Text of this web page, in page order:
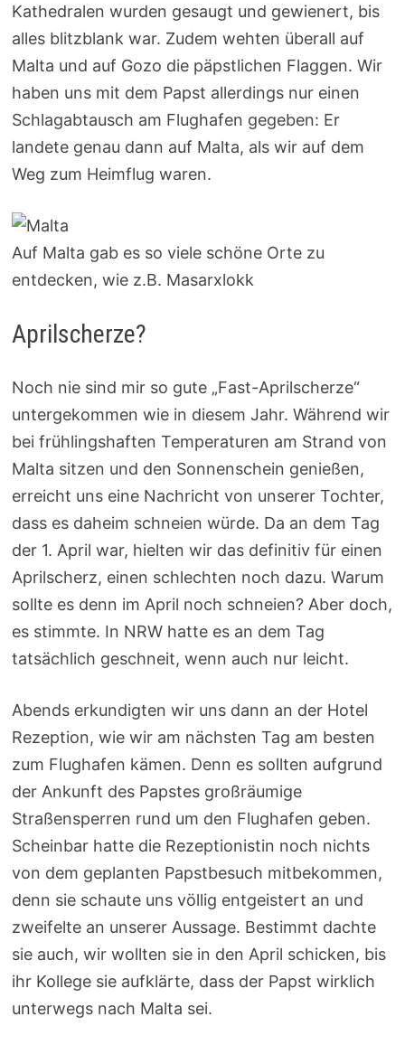
Kathedralen wurden gesaugt und gewienert, bis
alles blitzblank war. Zudem wehten überall auf
Malta und auf Gozo die päpstlichen Flaggen. Wir
haben uns mit dem Papst allerdings nur einen
Schlagabtausch am Flughafen gegeben: Er
landete genau dann auf Malta, als wir auf dem
Weg zum Heimflug waren.
Auf Malta gab es so viele schöne Orte zu
entdecken, wie z.B. Masarxlokk
Aprilscherze?
Noch nie sind mir so gute „Fast-Aprilscherze“
untergekommen wie in diesem Jahr. Während wir
bei frühlingshaften Temperaturen am Strand von
Malta sitzen und den Sonnenschein genießen,
erreicht uns eine Nachricht von unserer Tochter,
dass es daheim schneien würde. Da an dem Tag
der 1. April war, hielten wir das definitiv für einen
Aprilscherz, einen schlechten noch dazu. Warum
sollte es denn im April noch schneien? Aber doch,
es stimmte. In NRW hatte es an dem Tag
tatsächlich geschneit, wenn auch nur leicht.
Abends erkundigten wir uns dann an der Hotel
Rezeption, wie wir am nächsten Tag am besten
zum Flughafen kämen. Denn es sollten aufgrund
der Ankunft des Papstes großräumige
Straßensperren rund um den Flughafen geben.
Scheinbar hatte die Rezeptionistin noch nichts
von dem geplanten Papstbesuch mitbekommen,
denn sie schaute uns völlig entgeistert an und
zweifelte an unserer Aussage. Bestimmt dachte
sie auch, wir wollten sie in den April schicken, bis
ihr Kollege sie aufklärte, dass der Papst wirklich
unterwegs nach Malta sei.